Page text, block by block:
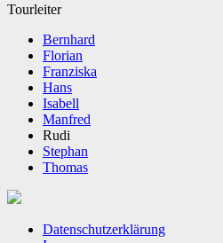
Tourleiter
Bernhard
Florian
Franziska
Hans
Isabell
Manfred
Rudi
Stephan
Thomas
Datenschutzerklärung